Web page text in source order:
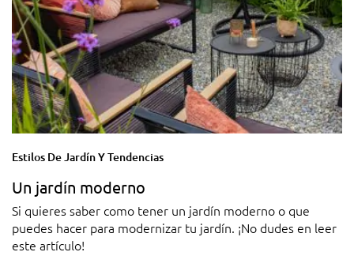
Estilos De Jardín Y Tendencias
Un jardín moderno
Si quieres saber como tener un jardín moderno o que
puedes hacer para modernizar tu jardín. ¡No dudes en leer
este artículo!